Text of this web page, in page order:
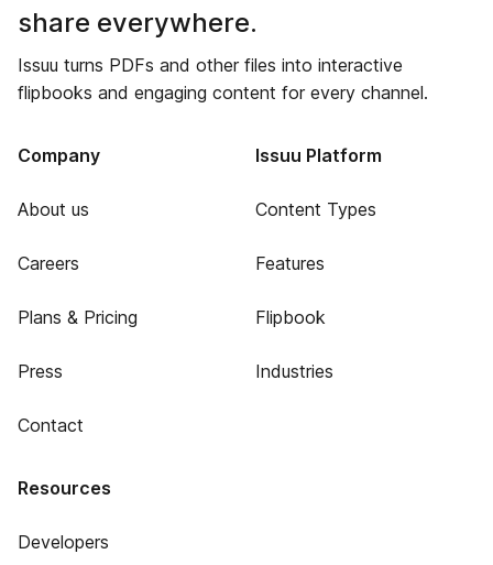
share everywhere.
Issuu turns PDFs and other files into interactive
flipbooks and engaging content for every channel.
Company
About us
Careers
Plans & Pricing
Press
Contact
Issuu Platform
Content Types
Features
Flipbook
Industries
Resources
Developers